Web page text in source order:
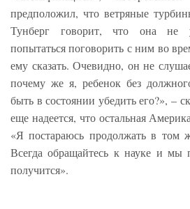
предположил, что ветряные
Тунберг говорит, что она не
попытаться поговорить с ним во
ему сказать. Очевидно, он не
почему же я, ребенок без
быть в состоянии убедить его?», –
еще надеется, что остальная
«Я постараюсь продолжать в том
Всегда обращайтесь к науке и мы
получится».